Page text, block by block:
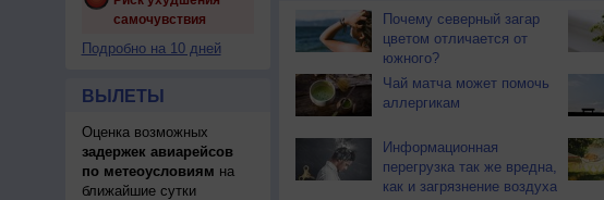
самочувствия
Подробно на 10 дней
ВЫЛЕТЫ
Оценка возможных
задержек авиарейсов
по метеоусловиям на
ближайшие сутки
Почему северный загар
цветом отличается от
южного?
Чай матча может помочь
аллергикам
Информационная
перегрузка так же вредна,
как и загрязнение воздуха